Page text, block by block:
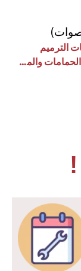
الترميم
عزل ارضيات الحمامات والمطابخ بالخرج
!